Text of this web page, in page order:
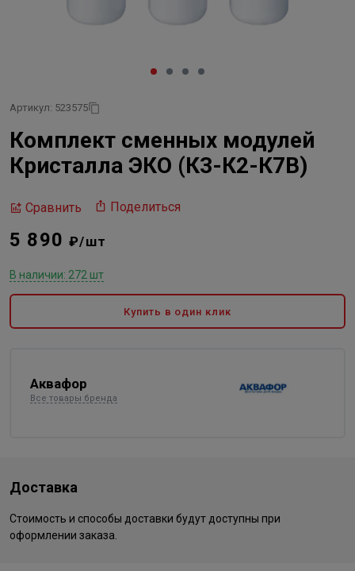
Артикул: 523575
Комплект сменных модулей
Кристалла ЭКО (К3-К2-К7В)
Сравнить Поделиться
5 890₽/шт
В наличии: 272 шт
Купить в один клик
Аквафор
Все товары бренда
Доставка
Стоимость и способы доставки будут доступны при
оформлении заказа.